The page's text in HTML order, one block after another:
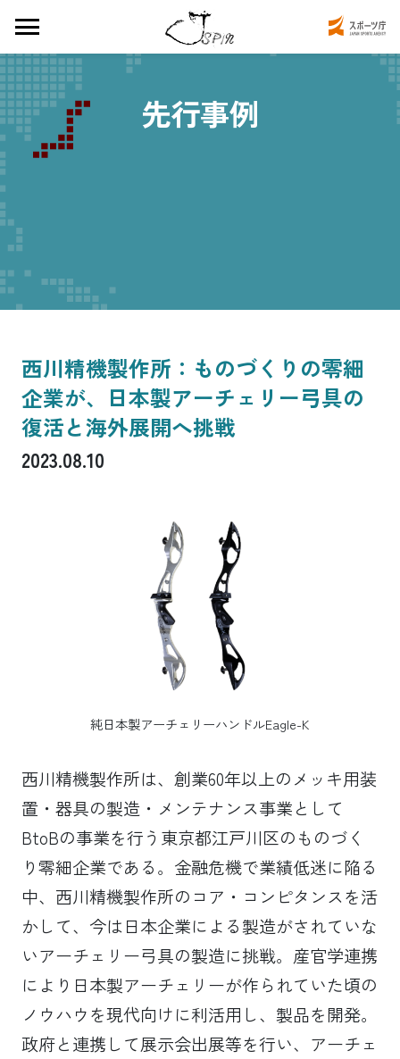
先行事例
西川精機製作所：ものづくりの零細
企業が、日本製アーチェリー弓具の
復活と海外展開へ挑戦
2023.08.10
純日本製アーチェリーハンドルEagle-K
西川精機製作所は、創業60年以上のメッキ用装
置・器具の製造・メンテナンス事業として
BtoBの事業を行う東京都江戸川区のものづく
り零細企業である。金融危機で業績低迷に陥る
中、西川精機製作所のコア・コンピタンスを活
かして、今は日本企業による製造がされていな
いアーチェリー弓具の製造に挑戦。産官学連携
により日本製アーチェリーが作られていた頃の
ノウハウを現代向けに利活用し、製品を開発。
政府と連携して展示会出展等を行い、アーチェ